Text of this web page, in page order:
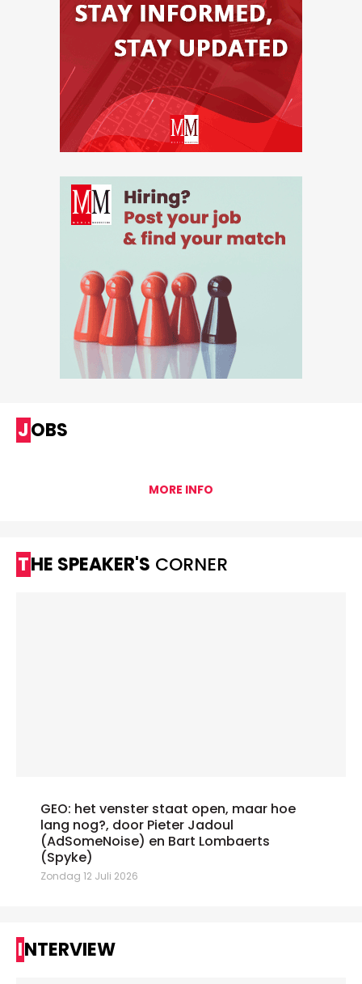
JOBS
MORE INFO
THE SPEAKER'S CORNER
GEO: het venster staat open, maar hoe
lang nog?, door Pieter Jadoul
(AdSomeNoise) en Bart Lombaerts
(Spyke)
Zondag 12 Juli 2026
INTERVIEW